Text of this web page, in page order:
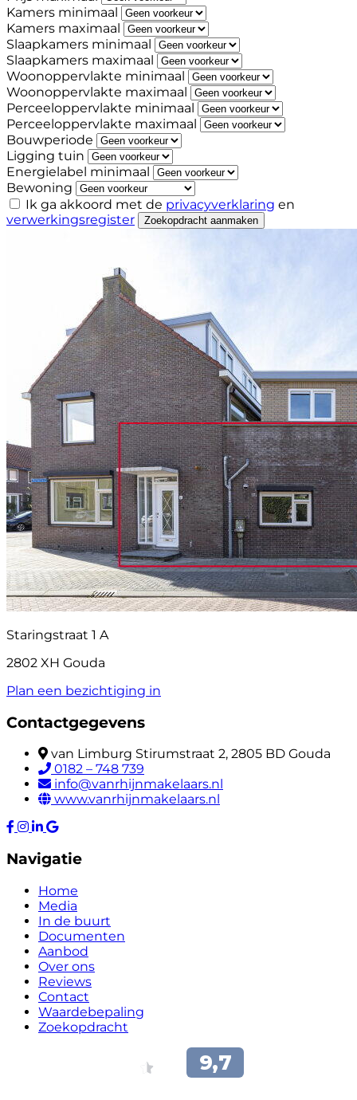
Kamers minimaal
Kamers maximaal
Slaapkamers minimaal
Slaapkamers maximaal
Woonoppervlakte minimaal
Woonoppervlakte maximaal
Perceeloppervlakte minimaal
Perceeloppervlakte maximaal
Bouwperiode
Ligging tuin
Energielabel minimaal
Bewoning
Ik ga akkoord met de privacyverklaring en
verwerkingsregister
Zoekopdracht aanmaken
Staringstraat 1 A
2802 XH Gouda
Plan een bezichtiging in
Contactgegevens
van Limburg Stirumstraat 2, 2805 BD Gouda
0182 – 748 739
info@vanrhijnmakelaars.nl
www.vanrhijnmakelaars.nl
Navigatie
Home
Media
In de buurt
Documenten
Aanbod
Over ons
Reviews
Contact
Waardebepaling
Zoekopdracht